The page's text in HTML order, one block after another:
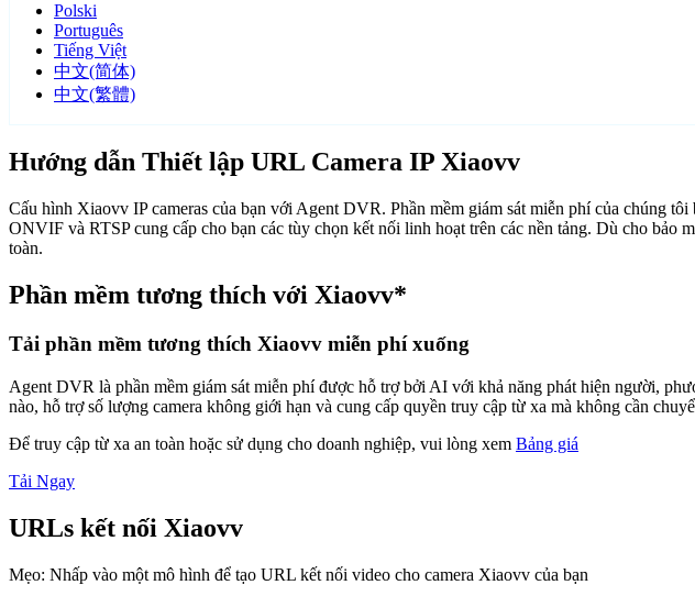
Polski
Português
Tiếng Việt
中文(简体)
中文(繁體)
Hướng dẫn Thiết lập URL Camera IP Xiaovv
Cấu hình Xiaovv IP cameras của bạn với Agent DVR. Phần mềm giám sát miễn phí của chúng
ONVIF và RTSP cung cấp cho bạn các tùy chọn kết nối linh hoạt trên các nền tảng. Dù cho
toàn.
Phần mềm tương thích với Xiaovv*
Tải phần mềm tương thích Xiaovv miễn phí xuống
Agent DVR là phần mềm giám sát miễn phí được hỗ trợ bởi AI với khả năng phát hiện người,
nào, hỗ trợ số lượng camera không giới hạn và cung cấp quyền truy cập từ xa mà không cần
Để truy cập từ xa an toàn hoặc sử dụng cho doanh nghiệp, vui lòng xem Bảng giá
Tải Ngay
URLs kết nối Xiaovv
Mẹo: Nhấp vào một mô hình để tạo URL kết nối video cho camera Xiaovv của bạn